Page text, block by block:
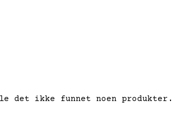
det ikke funnet noen produkter.